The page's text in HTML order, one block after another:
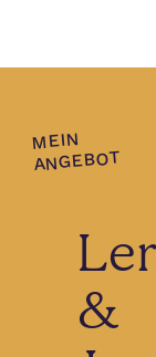
MEIN
ANGEBOT
&